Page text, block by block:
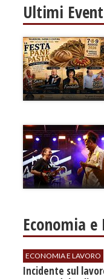
Ultimi
Economia e
ECONOMIA E LAVORO
​Incidente sul